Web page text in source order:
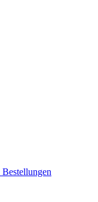
Bestellungen